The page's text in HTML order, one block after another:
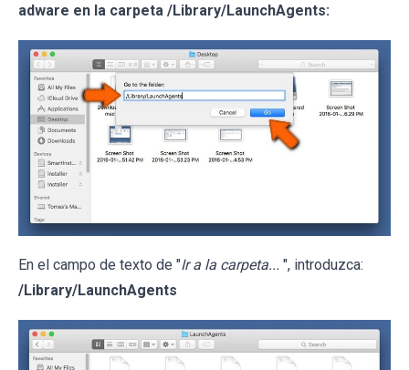
adware en la carpeta /Library/LaunchAgents:
En el campo de texto de "Ir a la carpeta... ", introduzca:
/Library/LaunchAgents